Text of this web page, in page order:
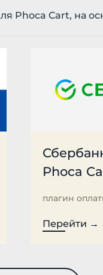
Phoca Cart, на
Phoca
плагин
Перейти →